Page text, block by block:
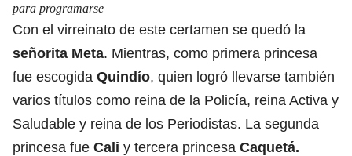
para programarse
Con el virreinato de este certamen se quedó la
señorita Meta. Mientras, como primera princesa
fue escogida Quindío, quien logró llevarse también
varios títulos como reina de la Policía, reina Activa y
Saludable y reina de los Periodistas. La segunda
princesa fue Cali y tercera princesa Caquetá.